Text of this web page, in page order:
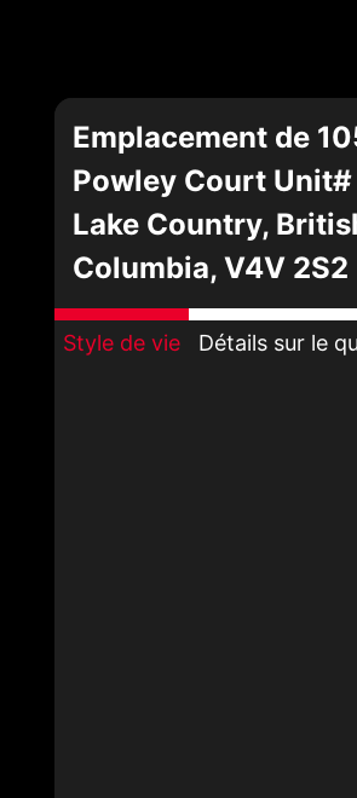
Emplacement de
Powley Court
Lake Country,
Columbia, V4V 2S2
Style de vie Détails sur le